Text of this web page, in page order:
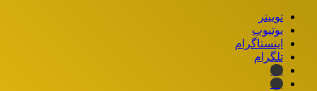
توییتر
یوتیوب
اینستاگرام
تلگرام
ایتا
بله